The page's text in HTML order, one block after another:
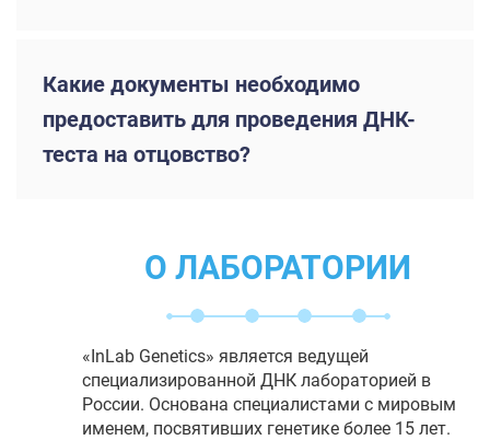
Какие документы необходимо
предоставить для проведения ДНК-
теста на отцовство?
О ЛАБОРАТОРИИ
«InLab Genetics» является ведущей
специализированной ДНК лабораторией в
России. Основана специалистами с мировым
именем, посвятивших генетике более 15 лет.